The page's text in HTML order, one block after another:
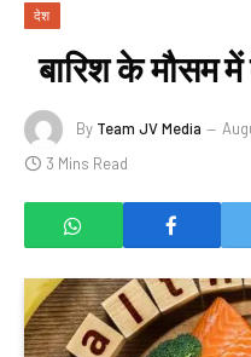
देश
बारिश के मौसम
By Team JV Media
3 Mins Read